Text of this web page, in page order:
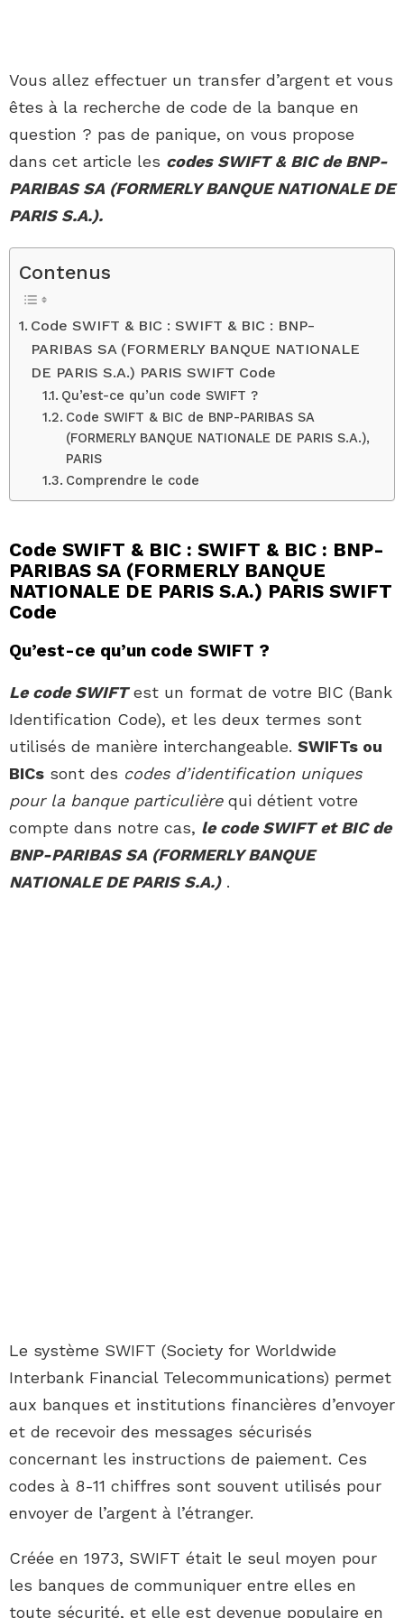
Vous allez effectuer un transfer d’argent et vous
êtes à la recherche de code de la banque en
question ? pas de panique, on vous propose
dans cet article les codes SWIFT & BIC de BNP-
PARIBAS SA (FORMERLY BANQUE NATIONALE DE
PARIS S.A.).
Contenus
Code SWIFT & BIC : SWIFT & BIC : BNP-
PARIBAS SA (FORMERLY BANQUE NATIONALE
DE PARIS S.A.) PARIS SWIFT Code
Qu’est-ce qu’un code SWIFT ?
Code SWIFT & BIC de BNP-PARIBAS SA
(FORMERLY BANQUE NATIONALE DE PARIS S.A.),
PARIS
Comprendre le code
Code SWIFT & BIC : SWIFT & BIC : BNP-
PARIBAS SA (FORMERLY BANQUE
NATIONALE DE PARIS S.A.) PARIS SWIFT
Code
Qu’est-ce qu’un code SWIFT ?
Le code SWIFTest un format de votre BIC (Bank
Identification Code), et les deux termes sont
utilisés de manière interchangeable. SWIFTs ou
BICs sont des codes d’identification uniques
pour la banque particulière qui détient votre
compte dans notre cas, le code SWIFT et BIC de
BNP-PARIBAS SA (FORMERLY BANQUE
NATIONALE DE PARIS S.A.).
Le système SWIFT (Society for Worldwide
Interbank Financial Telecommunications) permet
aux banques et institutions financières d’envoyer
et de recevoir des messages sécurisés
concernant les instructions de paiement. Ces
codes à 8-11 chiffres sont souvent utilisés pour
envoyer de l’argent à l’étranger.
Créée en 1973, SWIFT était le seul moyen pour
les banques de communiquer entre elles en
toute sécurité, et elle est devenue populaire en